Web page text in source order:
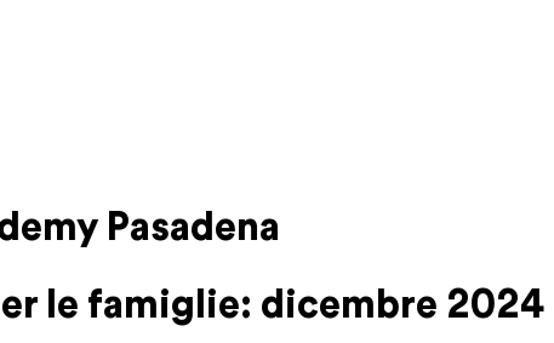
Pasadena
le famiglie: dicembre 2024